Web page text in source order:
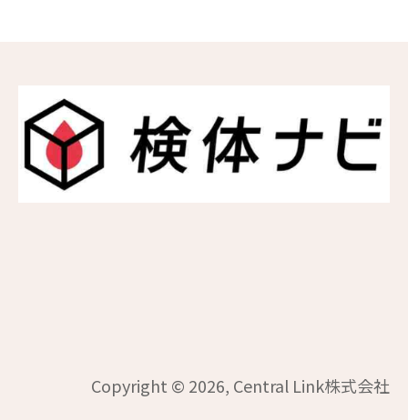
Copyright © 2026, Central Link株式会社